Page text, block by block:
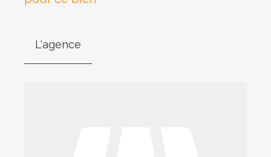
L'agence